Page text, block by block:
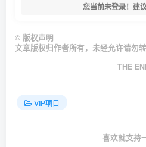
您当前未登录！建
© 版权声明
文章版权归作者所有，未经允许请勿转
THE
VIP项目
喜欢就支持